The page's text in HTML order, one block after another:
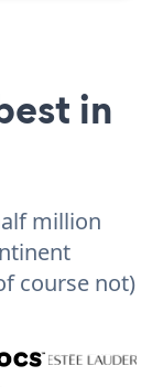
in
million
course not)